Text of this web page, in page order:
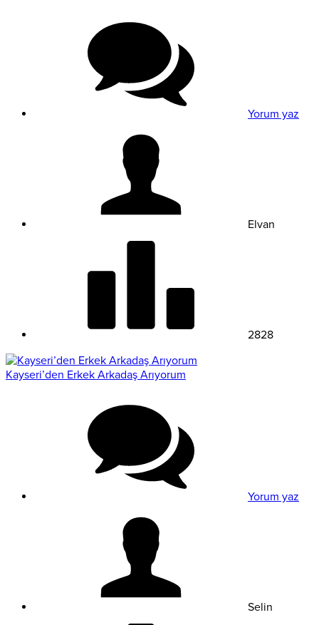
Yorum yaz
Elvan
2828
Kayseri’den Erkek Arkadaş Arıyorum
Yorum yaz
Selin